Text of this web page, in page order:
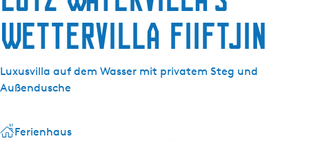
Wettervilla Fiiftjin
Luxusvilla auf dem Wasser mit privatem Steg und
Außendusche
Ferienhaus